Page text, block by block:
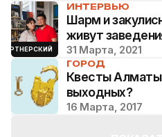
ПАРТНЕРСКИЙ
ИНТЕРВЬЮ
Шарм и
живут
31 Марта, 2021
ГОРОД
Квесты
выходных?
16 Марта, 2017